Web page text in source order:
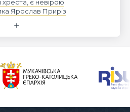
хреста, є невірою
Ярослав Приріз